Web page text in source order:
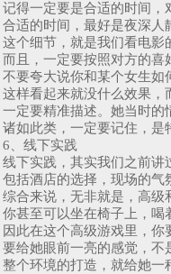
记得一定要是合适的时间，
合适的时间，最好是夜深人
这个细节，就是我们看电影
而且，一定要按照对方的喜
不要夸大说你和某个女生如
这样看起来就没什么效果，
一定要精准描述。她当时的
诸如此类，一定要记住，是
6、线下实践
线下实践，其实我们之前讲
包括酒店的选择，现场的气
综合来说，无非就是，高级
你甚至可以坐在椅子上，喝
因此在这个高级游戏里，
要给她眼前一亮的感觉，不
整个环境的打造，就给她一